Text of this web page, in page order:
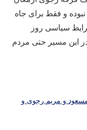
و فقط برای جاه
سیاسی روز
این مسیر حتی مردم
و مریم رجوی و